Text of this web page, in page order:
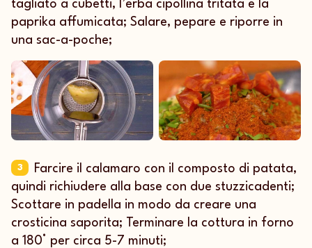
tagliato a cubetti, l’erba cipollina tritata e la
paprika affumicata; Salare, pepare e riporre in
una sac-a-poche;
3
Farcire il calamaro con il composto di patata,
quindi richiudere alla base con due stuzzicadenti;
Scottare in padella in modo da creare una
crosticina saporita; Terminare la cottura in forno
a 180° per circa 5-7 minuti;